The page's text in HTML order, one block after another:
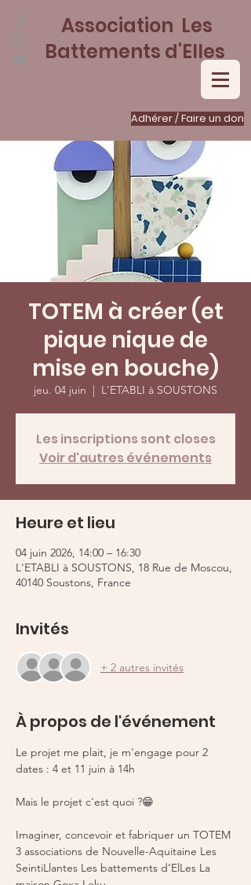
Adhérer / Faire un don
Association Les
Battements d'Elles
TOTEM à créer (et
pique nique de
mise en bouche)
jeu. 04 juin
  |
L'ETABLI à SOUSTONS
Les inscriptions sont closes
Voir d'autres événements
Heure et lieu
04 juin 2026, 14:00 – 16:30
L'ETABLI à SOUSTONS, 18 Rue de Moscou,
40140 Soustons, France
Invités
+ 2 autres invités
À propos de l'événement
Le projet me plait, je m'engage pour 2
dates : 4 et 11 juin à 14h
Mais le projet c'est quoi ?😁
Imaginer, concevoir et fabriquer un TOTEM
3 associations de Nouvelle-Aquitaine Les
SeintiLlantes Les battements d’ElLes La